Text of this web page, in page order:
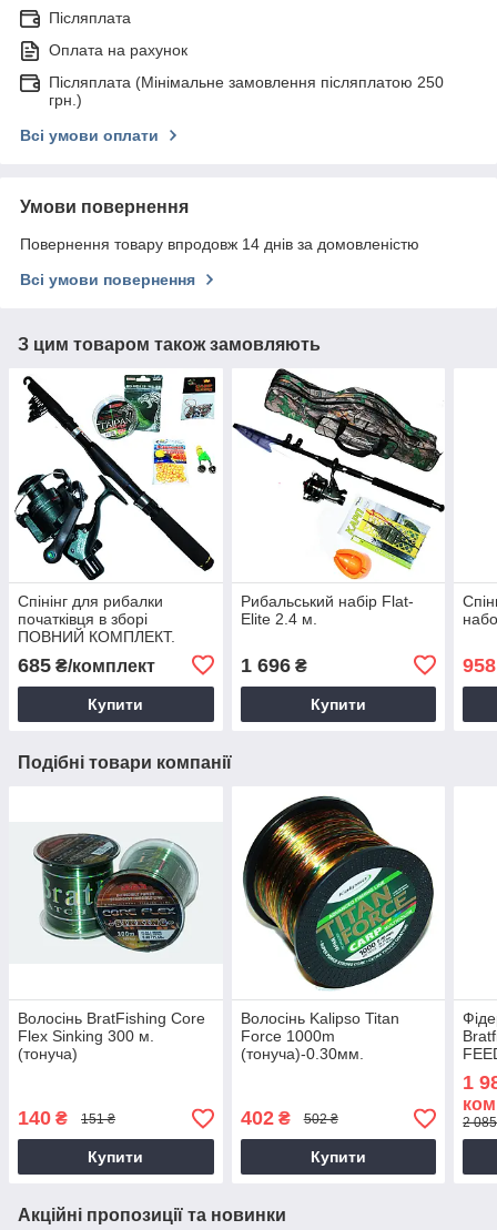
Післяплата
Оплата на рахунок
Післяплата (Мінімальне замовлення післяплатою 250
грн.)
Всі умови оплати
Умови повернення
Повернення товару впродовж 14 днів за домовленістю
Всі умови повернення
З цим товаром також замовляють
Спінінг для рибалки
початківця в зборі
ПОВНИЙ КОМПЛЕКТ.
685 ₴/комплект
Купити
Рибальський набір Flat-
Elite 2.4 м.
1 696₴
Купити
958
Подібні товари компанії
Волосінь BratFishing Core
Flex Sinking 300 м.
(тонуча)
140 ₴ 151 ₴
Купити
Волосінь Kalipso Titan
Force 1000m
(тонуча)-0.30мм.
402₴ 502 ₴
Купити
1
2
Акційні пропозиції та новинки